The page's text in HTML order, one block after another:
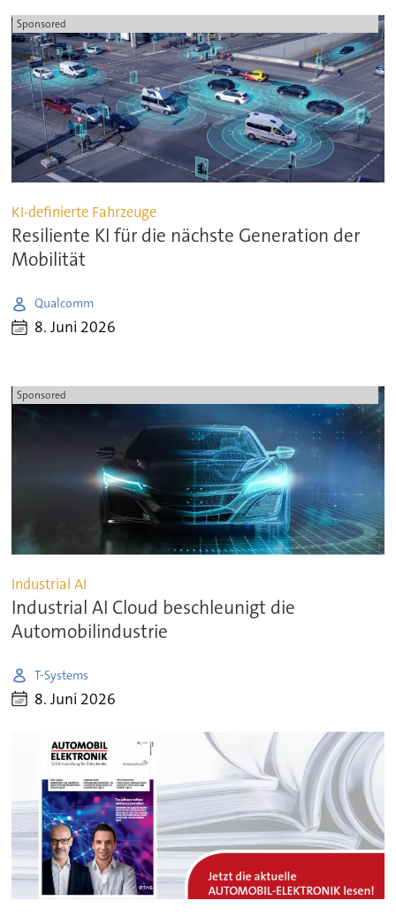
Sponsored
KI-definierte Fahrzeuge
Resiliente KI für die nächste Generation der
Mobilität
Qualcomm
8. Juni 2026
Sponsored
Industrial AI
Industrial AI Cloud beschleunigt die
Automobilindustrie
T-Systems
8. Juni 2026